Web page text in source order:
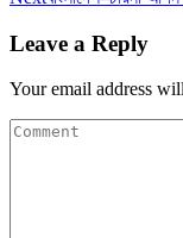
Leave a Reply
Your email address